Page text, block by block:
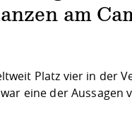
am
Platz vier in der
eine der Aussagen